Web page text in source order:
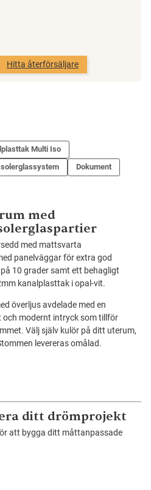
Hitta återförsäljare
Multi Iso
Dokument
med
med mattsvarta
panelväggar för extra god
10 grader samt ett behagligt
kanalplasttak i opal-vit.
överljus avdelade med en
modernt intryck som tillför
Välj själv kulör på ditt uterum,
levereras omålad.
ditt drömprojekt
att bygga ditt måttanpassade